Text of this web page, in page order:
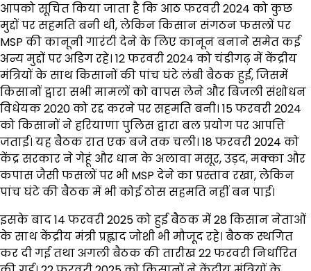
आपको सूचित किया जाता है कि आठ फरवरी 2024 को कुछ
मुद्दों पर सहमति बनी थी, लेकिन किसान संगठन फसलों पर
MSP की कानूनी गारंटी देने के लिए कानून बनाने समेत कई
अन्य मुद्दों पर अडिग रहे। 12 फरवरी 2024 को चंडीगढ़ में केंद्रीय
मंत्रियों के साथ किसानों की पांच घंटे लंबी बैठक हुई, जिसमें
किसानों द्वारा सभी मामलों को वापस लेने और बिजली संशोधन
विधेयक 2020 को रद्द करने पर सहमति बनी। 15 फरवरी 2024
को किसानों ने हरियाणा पुलिस द्वारा बल प्रयोग पर आपत्ति
जताई। यह बैठक रात एक बजे तक चली। 18 फरवरी 2024 को
केंद्र सरकार ने गेहूं और धान के अलावा मसूर, उड़द, मक्का और
कपास जैसी फसलों पर भी MSP देने का प्रस्ताव रखा, लेकिन
पांच घंटे की बैठक में भी कोई ठोस सहमति नहीं बन पाई।
इसके बाद 14 फरवरी 2025 को हुई बैठक में 28 किसान नेताओं
के साथ केंद्रीय मंत्री प्रह्लाद जोशी भी मौजूद रहे। बैठक स्थगित
कर दी गई तथा अगली बैठक की तारीख 22 फरवरी निर्धारित